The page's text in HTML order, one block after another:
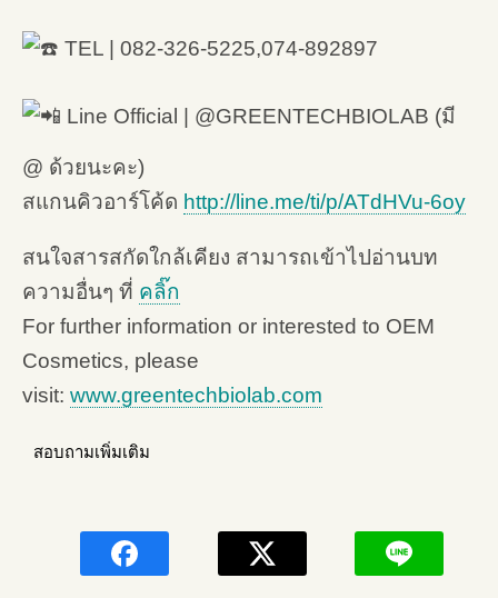
TEL | 082-326-5225,074-892897
Line Official | @GREENTECHBIOLAB (มี
@ ด้วยนะคะ)
สแกนคิวอาร์โค้ด http://line.me/ti/p/ATdHVu-6oy
สนใจสารสกัดใกล้เคียง สามารถเข้าไปอ่านบท
ความอื่นๆ ที่ คลิ๊ก
For further information or interested to OEM
Cosmetics, please
visit: www.greentechbiolab.com
สอบถามเพิ่มเติม